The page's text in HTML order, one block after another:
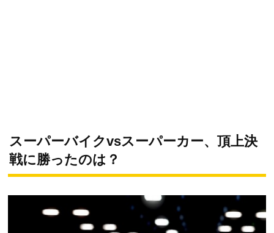
スーパーバイクvsスーパーカー、頂上決
戦に勝ったのは？